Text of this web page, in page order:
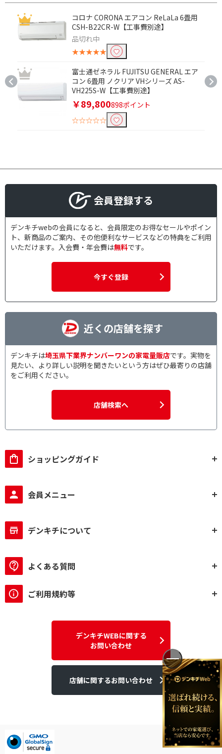
コロナ CORONA エアコン ReLaLa 6畳用
CSH-B22CR-W【工事費別途】
品切れ中
★★★★★
富士通ゼネラル FUJITSU GENERAL エア
コン 6畳用 ノクリア VHシリーズ AS-
VH225S-W【工事費別途】
￥89,800898ポイント
☆☆☆☆☆
会員登録する
デンキチwebの会員になると、会員限定のお得なセールやポイン
ト、新商品のご案内、その他便利なサービスなどの特典をご利用
いただけます。入会費・年会費は無料です。
今すぐ登録
近くの店舗を探す
デンキチは埼玉県下業界ナンバーワンの家電量販店です。実物を
見たい、より詳しい説明を聞きたいという方はぜひ最寄りの店舗
をご利用ください。
店舗検索へ
ショッピングガイド
会員メニュー
デンキチについて
よくある質問
ご利用規約等
デンキチWEBに関する
お問い合わせ
店舗に関するお問い合わせ